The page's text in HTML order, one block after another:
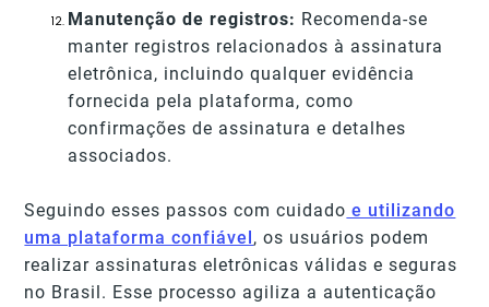
Manutenção de registros: Recomenda-se
manter registros relacionados à assinatura
eletrônica, incluindo qualquer evidência
fornecida pela plataforma, como
confirmações de assinatura e detalhes
associados.
Seguindo esses passos com cuidado e utilizando
uma plataforma confiável, os usuários podem
realizar assinaturas eletrônicas válidas e seguras
no Brasil. Esse processo agiliza a autenticação